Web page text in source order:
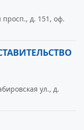
просп., д. 151, оф.
ул., д.